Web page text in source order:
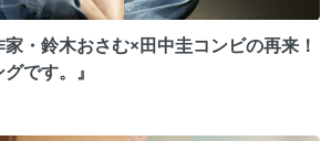
家・鈴木おさむ×田中圭コンビの再来！
です。』